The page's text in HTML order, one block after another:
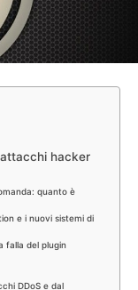
hacker
quanto è
e i nuovi sistemi di
falla del plugin
DDoS e dal